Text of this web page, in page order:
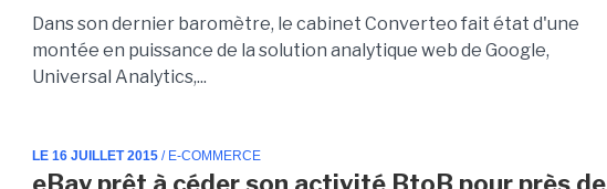
Dans son dernier baromètre, le cabinet Converteo fait état d'une
montée en puissance de la solution analytique web de Google,
Universal Analytics,...
LE 16 JUILLET 2015 / E-COMMERCE
eBay prêt à céder son activité BtoB pour près de